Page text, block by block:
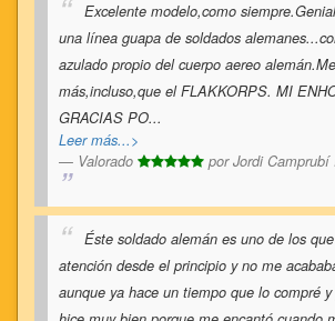
Excelente modelo,como
una línea guapa de soldados
azulado propio del cuerpo aereo
más,incluso,que el FLAKKORPS. MI
GRACIAS PO...
Leer más...>
Valorado
porJordi Camprubí
Éste soldado alemán es uno de los
atención desde el principio y no me
aunque ya hace un tiempo que lo compré